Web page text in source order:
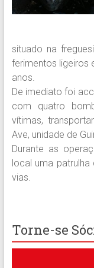
situado na
ferimentos ligeiros
anos.
De imediato foi
com quatro
vítimas,
Ave, unidade de
Durante as
local uma patrulha
vias.
Torne-se